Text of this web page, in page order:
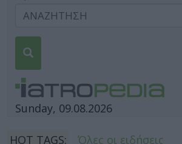
Sunday, 09.08.2026
HOT TAGS:
Όλες οι ειδήσεις